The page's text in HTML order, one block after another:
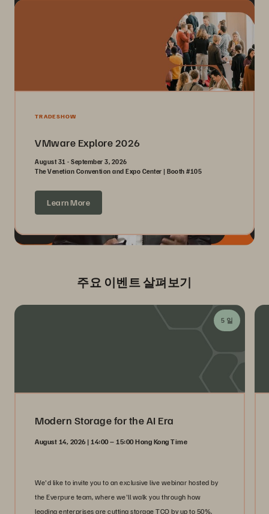
TRADESHOW
VMware Explore 2026
August 31 - September 3, 2026
The Venetian Convention and Expo Center | Booth #105
Learn More
주요 이벤트 살펴보기
5 일
Modern Storage for the AI Era
August 14, 2026 | 14:00 – 15:00 Hong Kong Time
We'd like to invite you to an exclusive live webinar hosted by
the Everpure team, where we'll walk you through how
leading enterprises are cutting storage TCO by up to 50%,